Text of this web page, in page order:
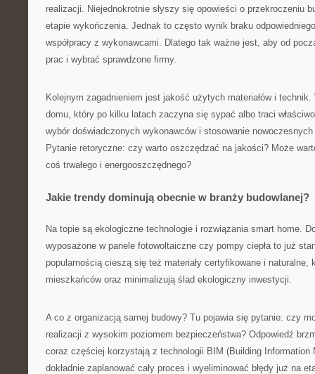
realizacji. Niejednokrotnie słyszy się opowieści o przekroczeniu
etapie wykończenia. Jednak to często wynik braku
współpracy z wykonawcami. Dlatego tak ważne jest, aby od
prac i wybrać sprawdzone firmy.
Kolejnym zagadnieniem jest jakość użytych materiałów i
domu, który po kilku latach zaczyna się sypać albo traci
wybór doświadczonych wykonawców i stosowanie
Pytanie retoryczne: czy warto oszczędzać na jakości? Może
coś trwałego i energooszczędnego?
Jakie trendy dominują obecnie w branży budowlanej?
Na topie są ekologiczne technologie i rozwiązania smart home.
wyposażone w panele fotowoltaiczne czy pompy ciepła to już
popularnością cieszą się też materiały certyfikowane i naturalne,
mieszkańców oraz minimalizują ślad ekologiczny inwestycji.
A co z organizacją samej budowy? Tu pojawia się pytanie: czy
realizacji z wysokim poziomem bezpieczeństwa? Odpowiedź
coraz częściej korzystają z technologii BIM (Building Information
dokładnie zaplanować cały proces i wyeliminować błędy już na